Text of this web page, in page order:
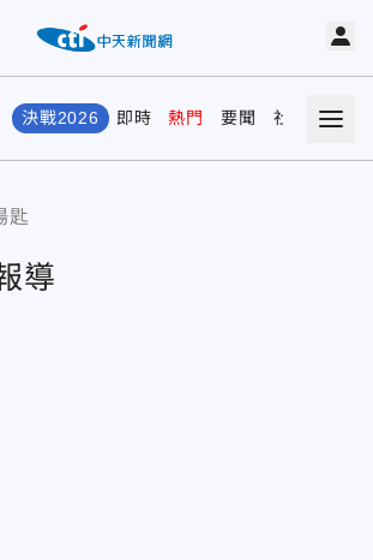
決戰2026 即時 熱門 要聞 社會 娛樂
匙
導